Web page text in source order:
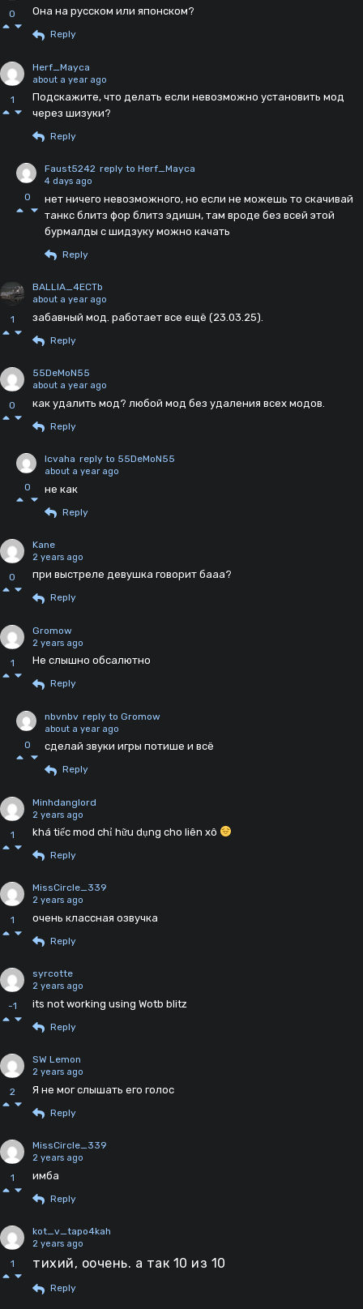
0 Она на русском или японском?
Reply
1
Herf_Mayca
about a year ago
Подскажите, что делать если невозможно установить мод
через шизуки?
Reply
0
Faust5242 reply to Herf_Mayca
4 days ago
нет ничего невозможного, но если не можешь то скачивай
танкс блитз фор блитз эдишн, там вроде без всей этой
бурмалды с шидзуку можно качать
Reply
1
BALLIA_4ECTb
about a year ago
забавный мод. работает все ещё (23.03.25).
Reply
0
55DeMoN55
about a year ago
как удалить мод? любой мод без удаления всех модов.
Reply
0
Icvaha reply to 55DeMoN55
about a year ago
не как
Reply
0
Kane
2 years ago
при выстреле девушка говорит бааа?
Reply
1
Gromow
2 years ago
Не слышно обсалютно
Reply
0
nbvnbv reply to Gromow
about a year ago
сделай звуки игры потише и всё
Reply
1
Minhdanglord
2 years ago
khá tiếc mod chỉ hữu dụng cho liên xô
Reply
1
MissCircle_339
2 years ago
очень классная озвучка
Reply
-1
syrcotte
2 years ago
its not working using Wotb blitz
Reply
2
SW Lemon
2 years ago
Я не мог слышать его голос
Reply
1
MissCircle_339
2 years ago
имба
Reply
1
kot_v_tapo4kah
2 years ago
тихий, оочень. а так 10 из 10
Reply